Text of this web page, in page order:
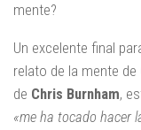
mente?
Un excelente final
relato de la mente de
de Chris Burnham,
«me ha tocado hacer